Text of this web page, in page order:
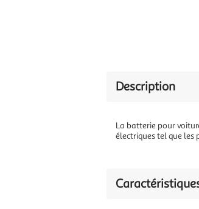
Description
La batterie pour
électriques tel que les